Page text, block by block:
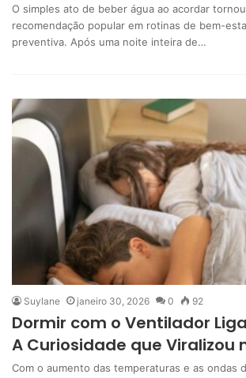
O simples ato de beber água ao acordar
recomendação popular em rotinas de bem-
preventiva. Após uma noite inteira de…
Suylane janeiro 30, 2026 0 92
Dormir com o Ventilador
A Curiosidade que Viralizou
Com o aumento das temperaturas e as ondas